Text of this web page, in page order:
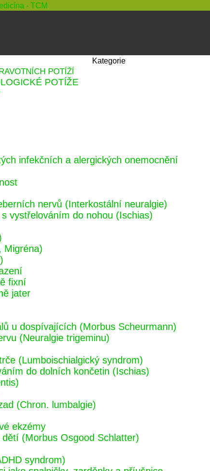
Kategorie
POTÍŽÍ
POTÍŽE
infekčních a alergických onemocnění
nervů (Interkostální neuralgie)
vystřelováním do nohou (Ischias)
Migréna)
fixní
jater
u dospívajících (Morbus Scheurmann)
(Neuralgie trigeminu)
(Lumboischialgický syndrom)
do dolních končetin (Ischias)
(Chron. lumbalgie)
ekzémy
(Morbus Osgood Schlatter)
syndrom)